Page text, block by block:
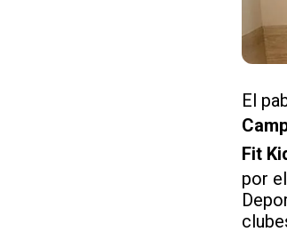
El
Fit
por